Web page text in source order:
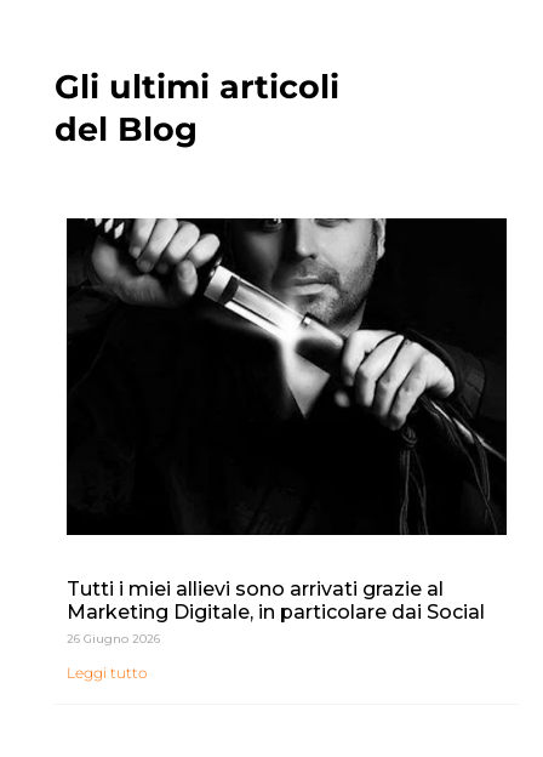
Gli ultimi articoli
del Blog
Tutti i miei allievi sono arrivati grazie al
Marketing Digitale, in particolare dai Social
26 Giugno 2026
Leggi tutto